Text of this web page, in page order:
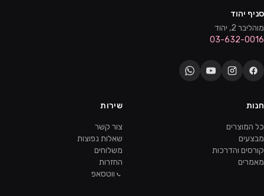
סניף יהוד
מוהליבר 2, יהוד
03-632-0016
חנות
כל המוצרים
מבצעים
קורסים והדרכות
מאמרים
שירות
צור קשר
שאלות נפוצות
משלוחים
החזרות
ווטסאפ